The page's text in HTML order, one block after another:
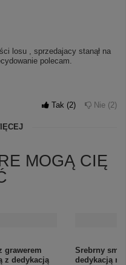
losu , sprzedajacy stanął na
polecam.
Tak 2 Nie 2
MOGĄ CIĘ
grawerem
z dedykacją
Srebrny
dedykacją